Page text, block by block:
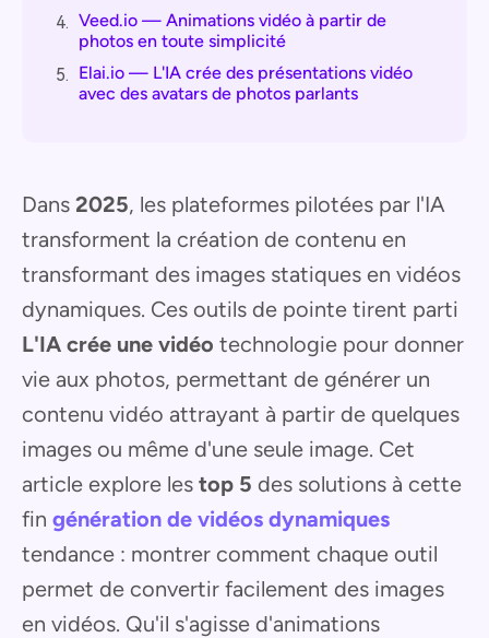
4. Veed.io — Animations vidéo à partir de
photos en toute simplicité
5. Elai.io — L'IA crée des présentations vidéo
avec des avatars de photos parlants
Dans 2025, les plateformes pilotées par l'IA
transforment la création de contenu en
transformant des images statiques en vidéos
dynamiques. Ces outils de pointe tirent parti
L'IA crée une vidéo technologie pour donner
vie aux photos, permettant de générer un
contenu vidéo attrayant à partir de quelques
images ou même d'une seule image. Cet
article explore les top 5 des solutions à cette
fin génération de vidéos dynamiques
tendance : montrer comment chaque outil
permet de convertir facilement des images
en vidéos. Qu'il s'agisse d'animations